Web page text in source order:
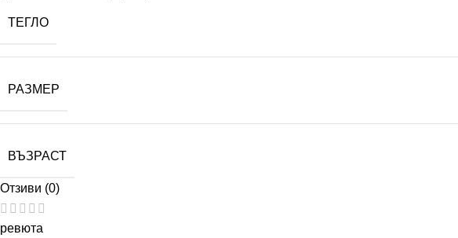
ТЕГЛО
РАЗМЕР
ВЪЗРАСТ
Отзиви (0)
ревюта